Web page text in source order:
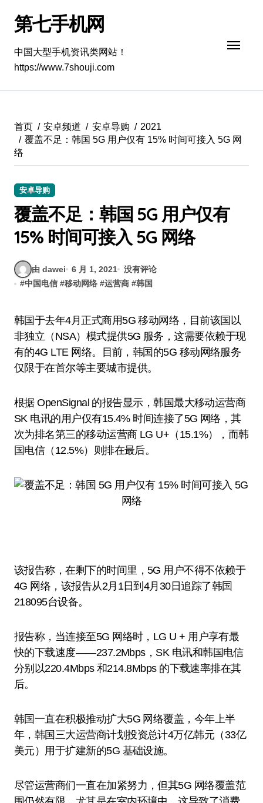
第七手机网
中国大型手机资讯类网站！
https://www.7shouji.com
首页 安卓频道 安卓导购
2021
覆盖不足：韩国 5G 用户仅有 15% 时间可接入 5G 网
络
安卓导购
覆盖不足：韩国 5G 用户仅有
15% 时间可接入 5G 网络
由 dawei 6 月 1, 2021
没有评论
#中国电信 #移动网络 #运营商 #韩国
韩国于去年4月正式商用5G 移动网络，目前该国以
非独立（NSA）模式提供5G 服务，这需要依赖于现
有的4G LTE 网络。目前，韩国的5G 移动网络服务
仅限于在首尔等主要城市提供。
根据 OpenSignal 的报告显示，韩国最大移动运营商
SK 电讯的用户仅有15.4% 时间连接了5G 网络，其
次为排名第三的移动运营商 LG U+（15.1%），而韩
国电信（12.5%）则排在最后。
该报告称，在剩下的时间里，5G 用户不得不依赖于
4G 网络，该报告从2月1日到4月30日追踪了韩国
218095台设备。
报告称，当连接至5G 网络时，LG U + 用户享有最
快的下载速度——237.2Mbps，SK 电讯和韩国电信
分别以220.4Mbps 和214.8Mbps 的下载速率排在其
后。
韩国一直在积极推动扩大5G 网络覆盖，今年上半
年，韩国三大运营商计划投资总计4万亿韩元（33亿
美元）用于扩建新的5G 基础设施。
尽管运营商们一直在加紧努力，但其5G 网络覆盖范